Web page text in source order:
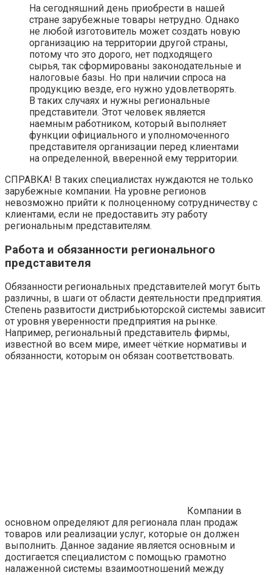
На сегодняшний день приобрести в нашей
стране зарубежные товары нетрудно. Однако
не любой изготовитель может создать новую
организацию на территории другой страны,
потому что это дорого, нет подходящего
сырья, так сформированы законодательные и
налоговые базы. Но при наличии спроса на
продукцию везде, его нужно удовлетворять.
В таких случаях и нужны региональные
представители. Этот человек является
наемным работником, который выполняет
функции официального и уполномоченного
представителя организации перед клиентами
на определенной, вверенной ему территории.
СПРАВКА! В таких специалистах нуждаются не только
зарубежные компании. На уровне регионов
невозможно прийти к полноценному сотрудничеству с
клиентами, если не предоставить эту работу
региональным представителям.
Работа и обязанности регионального
представителя
Обязанности региональных представителей могут быть
различны, в шаги от области деятельности предприятия.
Степень развитости дистрибьюторской системы зависит
от уровня уверенности предприятия на рынке.
Например, региональный представитель фирмы,
известной во всем мире, имеет чёткие нормативы и
обязанности, которым он обязан соответствовать.
Компании в
основном определяют для регионала план продаж
товаров или реализации услуг, которые он должен
выполнить. Данное задание является основным и
достигается специалистом с помощью грамотно
налаженной системы взаимоотношений между